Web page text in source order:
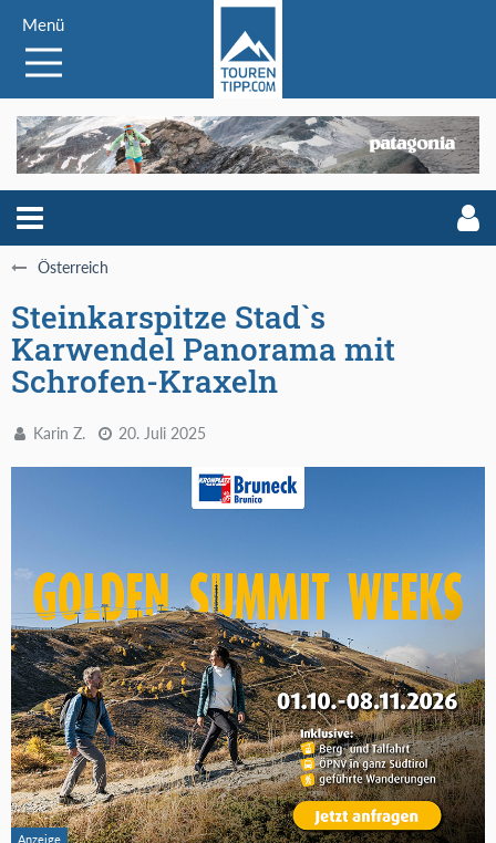
Menü
Österreich
Steinkarspitze Stad`s
Karwendel Panorama mit
Schrofen-Kraxeln
Karin Z. 20. Juli 2025